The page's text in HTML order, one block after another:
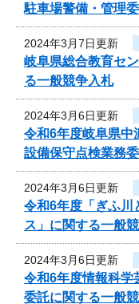
駐車場警備・管理
2024年3月7日更新
岐阜県総合教育セ
る一般競争入札
2024年3月6日更新
令和6年度岐阜県中
設備保守点検業務
2024年3月6日更新
令和6年度「ぎふ川
ス」に関する一般
2024年3月6日更新
令和6年度情報科学
委託に関する一般